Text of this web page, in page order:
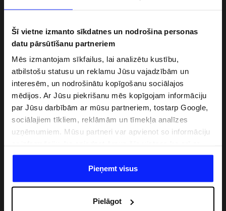
Šī vietne izmanto sīkdatnes un nodrošina personas
datu pārsūtīšanu partneriem
Mēs izmantojam sīkfailus, lai analizētu kustību,
atbilstošu statusu un reklamu Jūsu vajadzībām un
interesēm, un nodrošinātu kopīgošanu sociālajos
mēdijos. Ar Jūsu piekrišanu mēs kopīgojam informāciju
par Jūsu darbībām ar mūsu partneriem, tostarp Google,
sociālajiem tīkliem, reklāmām un tīmekļa analīzes
uzņēmumiem. Mūsu partneri var apvienot so informāciju
datiem, ko viņi iegūst, izmantojot viņu pakalpojumus. Ar
Jūsu atļauju, mēs varam pārsūtīt Jūsu personas datus
saviem partneriem, lai uzlabotu veidu, kadā tiek rādīta
saturu un uzlabotu mūsu partneru piedāvātos risinajumus
Pieņemt visus
Pielāgot